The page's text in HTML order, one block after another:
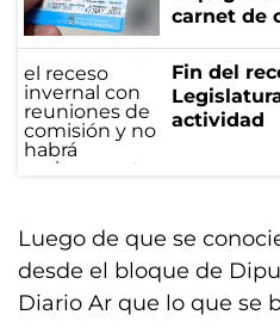
carnet de
Fin del
actividad
Luego de que se
desde el bloque de
Diario Ar que lo que se